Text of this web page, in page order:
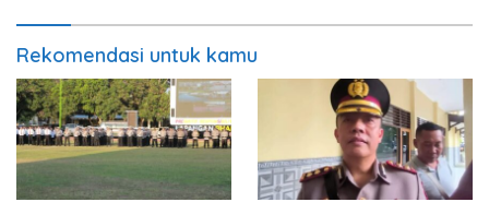
Rekomendasi untuk kamu